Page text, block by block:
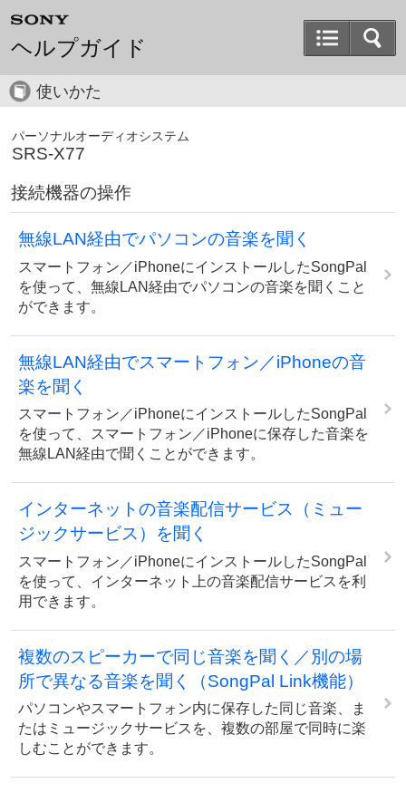
ヘルプガイド
使いかた
パーソナルオーディオシステム
SRS-X77
接続機器の操作
無線LAN経由でパソコンの音楽を聞く
スマートフォン／iPhoneにインストールしたSongPal
を使って、無線LAN経由でパソコンの音楽を聞くこと
ができます。
無線LAN経由でスマートフォン／iPhoneの音
楽を聞く
スマートフォン／iPhoneにインストールしたSongPal
を使って、スマートフォン／iPhoneに保存した音楽を
無線LAN経由で聞くことができます。
インターネットの音楽配信サービス（ミュー
ジックサービス）を聞く
スマートフォン／iPhoneにインストールしたSongPal
を使って、インターネット上の音楽配信サービスを利
用できます。
複数のスピーカーで同じ音楽を聞く／別の場
所で異なる音楽を聞く（SongPal Link機能）
パソコンやスマートフォン内に保存した同じ音楽、ま
たはミュージックサービスを、複数の部屋で同時に楽
しむことができます。